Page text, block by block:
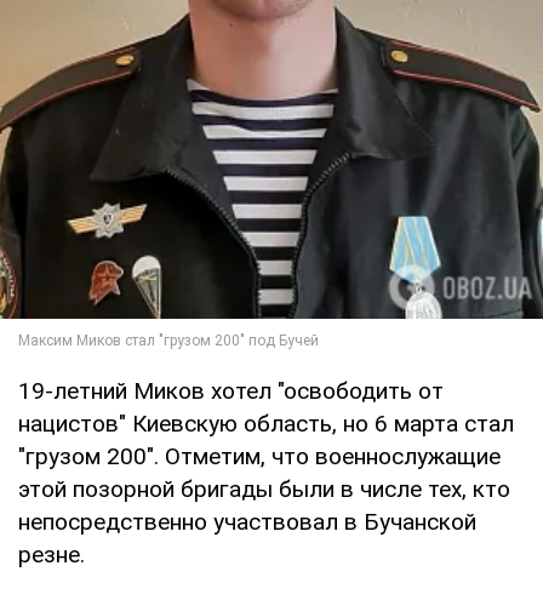
19-летний Миков хотел "освободить от
нацистов" Киевскую область, но 6 марта стал
"грузом 200". Отметим, что военнослужащие
этой позорной бригады были в числе тех, кто
непосредственно участвовал в Бучанской
резне.